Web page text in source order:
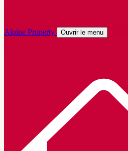
Alpine Property Ouvrir le menu